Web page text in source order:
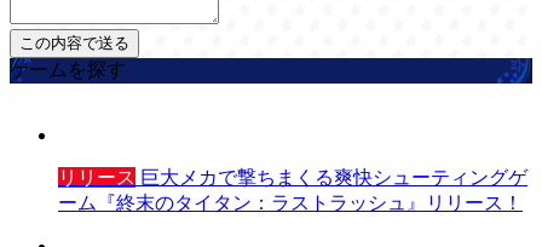
ゲームを探す
リリース 巨大メカで撃ちまくる爽快シューティングゲ
ーム『終末のタイタン：ラストラッシュ』リリース！